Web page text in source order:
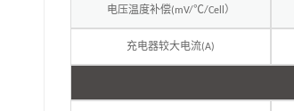
电压温度补偿(mV/℃/Cell ）
充电器较大电流(A)